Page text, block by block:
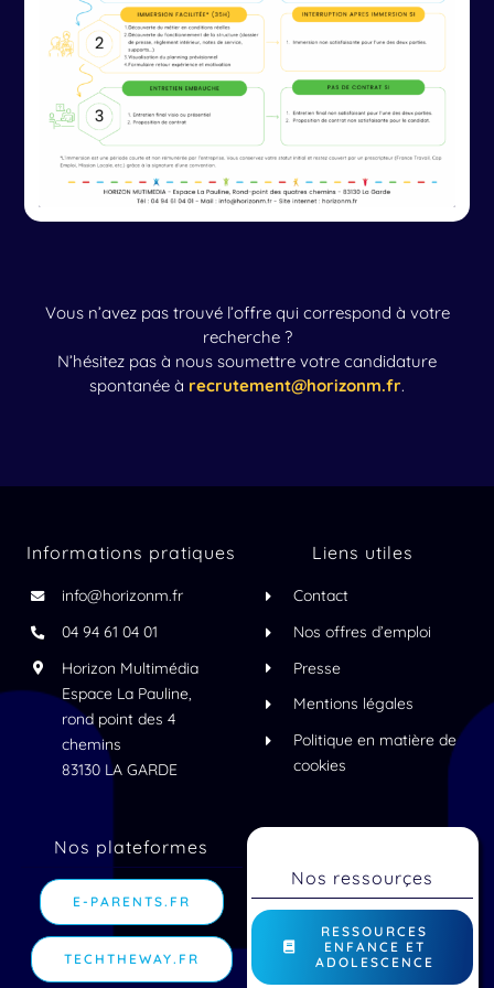
Vous n’avez pas trouvé l’offre qui correspond à votre
recherche ?
N’hésitez pas à nous soumettre votre candidature
spontanée à recrutement@horizonm.fr.
Nos plateformes
E-PARENTS.FR
TECHTHEWAY.FR
Liens utiles
Contact
Nos offres d’emploi
Presse
Mentions légales
Politique en matière de
cookies
Informations pratiques
info@horizonm.fr
04 94 61 04 01
Horizon Multimédia
Espace La Pauline,
rond point des 4
chemins
83130 LA GARDE
Nos ressourçes
RESSOURCES
ENFANCE ET
ADOLESCENCE